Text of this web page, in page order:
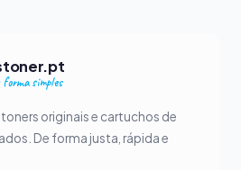
simples
originais e cartuchos de
De forma justa, rápida e